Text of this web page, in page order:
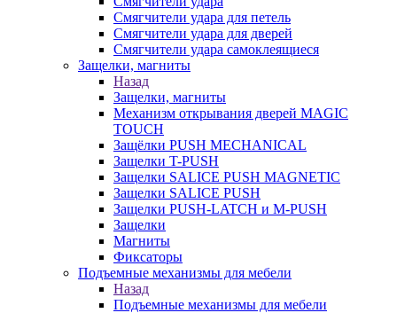
Смягчители удара для петель
Смягчители удара для дверей
Cмягчители удара самоклеящиеся
Защелки, магниты
Назад
Защелки, магниты
Механизм открывания дверей MAGIC
TOUCH
Защёлки PUSH MECHANICAL
Защелки T-PUSH
Защелки SALICE PUSH MAGNETIC
Защелки SALICE PUSH
Защелки PUSH-LATCH и M-PUSH
Защелки
Магниты
Фиксаторы
Подъемные механизмы для мебели
Назад
Подъемные механизмы для мебели